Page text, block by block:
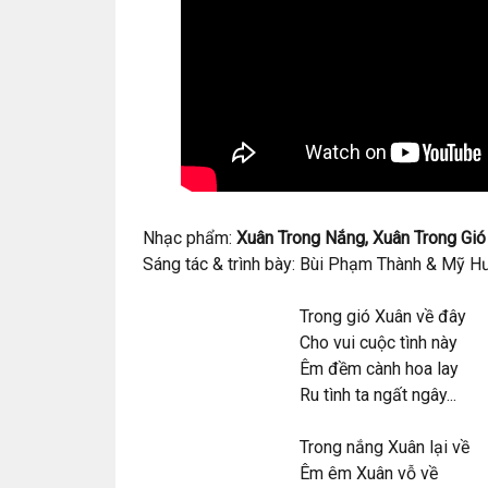
Nhạc phẩm: Xuân Trong Nắng, Xuân Trong Gió
Sáng tác & trình bày: Bùi Phạm Thành & Mỹ
Trong gió Xuân về đây
Cho vui cuộc tình này
Êm đềm cành hoa lay
Ru tình ta ngất ngây...
Trong nắng Xuân lại về
Êm êm Xuân vỗ về